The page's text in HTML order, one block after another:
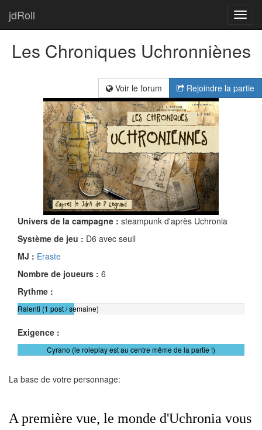
jdRoll
Les Chroniques Uchronniènes
Voir le forum Rejoindre la partie
Univers de la campagne : steampunk d'après Uchronia
Système de jeu : D6 avec seuil
MJ : Eraste
Nombre de joueurs : 6
Rythme :
Ralenti (1 post / semaine)
Exigence :
Cyrano (le roleplay est au centre même de la partie !)
La base de votre personnage:
A première vue, le monde d'Uchronia vous